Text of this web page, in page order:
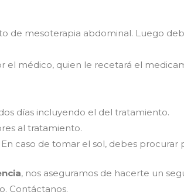
de mesoterapia abdominal. Luego
el médico, quien le recetará el
días incluyendo el del tratamiento.
al tratamiento.
caso de tomar el sol, debes
, nos aseguramos de hacerte un
Contáctanos.